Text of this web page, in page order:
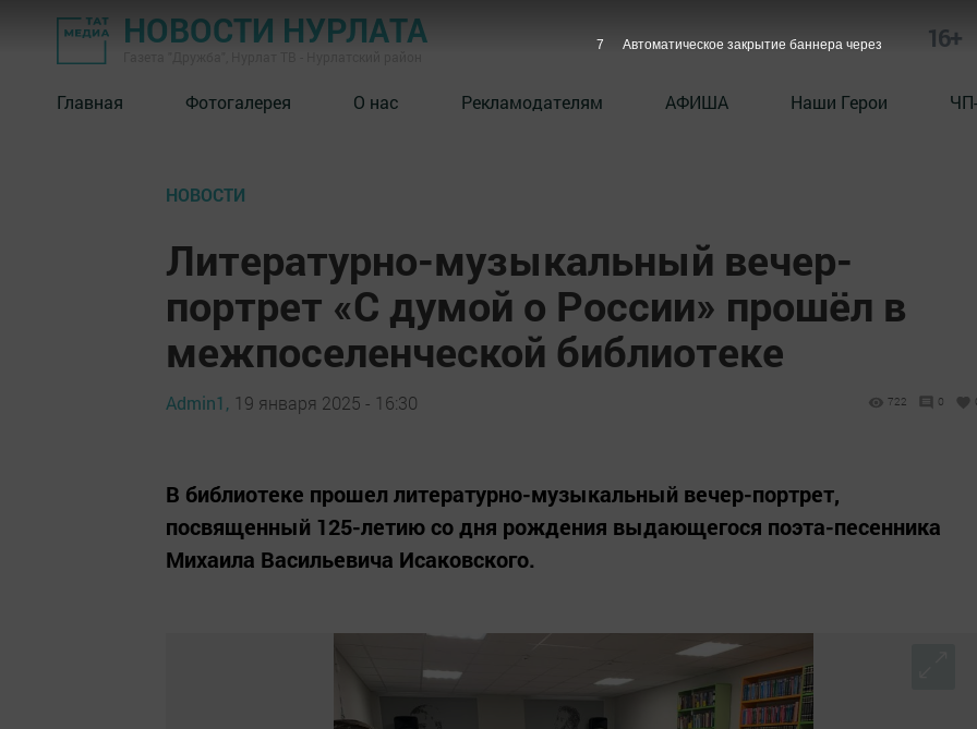
НОВОСТИ НУРЛАТА 16+
Главная Фотогалерея О нас Рекламодателям АФИША Наши Герои
НОВОСТИ
Литературно-музыкальный вечер-
портрет «С думой о России» прошёл в
межпоселенческой библиотеке
Admin1, 19 января 2025 - 16:30 722 0
В библиотеке прошел литературно-музыкальный вечер-портрет,
посвященный 125-летию со дня рождения выдающегося поэта-песенника
Михаила Васильевича Исаковского.
5 Автоматическое закрытие баннера через